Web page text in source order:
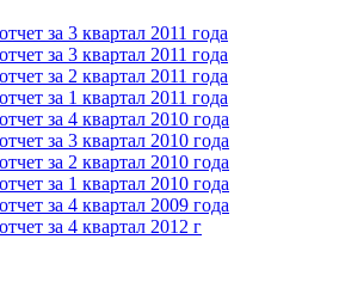
за 3 квартал 2011 года
за 3 квартал 2011 года
за 2 квартал 2011 года
за 1 квартал 2011 года
за 4 квартал 2010 года
за 3 квартал 2010 года
за 2 квартал 2010 года
за 1 квартал 2010 года
за 4 квартал 2009 года
за 4 квартал 2012 г